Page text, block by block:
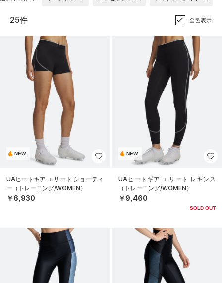
25件 全色表示
NEW
UAヒートギア エリート ショーティ
ー（トレーニング/WOMEN）
￥6,930
NEW
UAヒートギア エリート レギンス
（トレーニング/WOMEN）
￥9,460
SOLD OUT